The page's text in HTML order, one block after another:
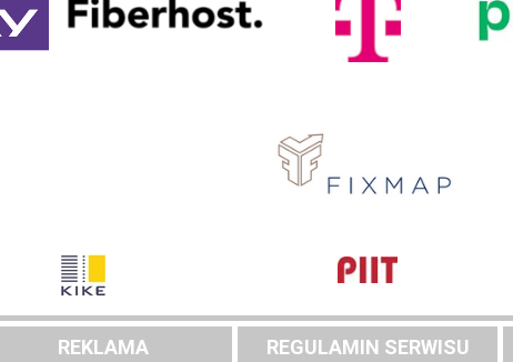
REKLAMA REGULAMIN SERWISU